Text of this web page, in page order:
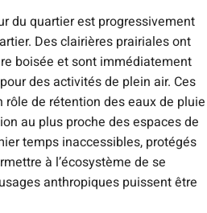
du quartier est progressivement
Des clairières prairiales ont
boisée et sont immédiatement
des activités de plein air. Ces
de rétention des eaux de pluie
au plus proche des espaces de
temps inaccessibles, protégés
à l’écosystème de se
anthropiques puissent être